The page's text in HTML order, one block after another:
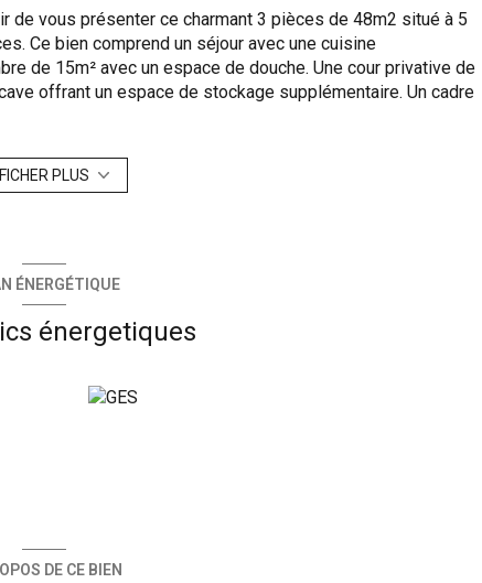
de vous présenter ce charmant 3 pièces de 48m2 situé à 5
Ce bien comprend un séjour avec une cuisine
de 15m² avec un espace de douche. Une cour privative de
offrant un espace de stockage supplémentaire. Un cadre
exposé sont disponibles sur le site
PLUS
ÉNERGÉTIQUE
énergetiques
DE CE BIEN